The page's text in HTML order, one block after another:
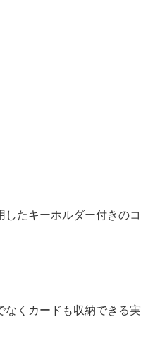
たキーホルダー付きのコ
くカードも収納できる実